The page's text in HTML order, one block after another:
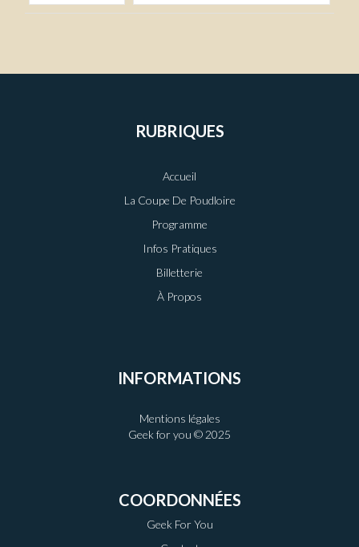
RUBRIQUES
Accueil
La Coupe De Poudloire
Programme
Infos Pratiques
Billetterie
À Propos
INFORMATIONS
Mentions légales
Geek for you © 2025
COORDONNÉES
Geek For You